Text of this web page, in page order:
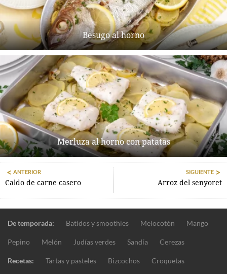
Besugo al horno
Merluza al horno con patatas
ANTERIOR
Caldo de carne casero
SIGUIENTE
Arroz del senyoret
De temporada: Batidos y smoothies Melocotón Mango
Pepino Melón Judías verdes Sandía Cerezas
Recetas: Tartas y pasteles Bizcochos Croquetas